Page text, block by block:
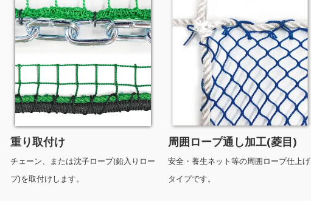
重り取付け
チェーン、または沈子ロープ(鉛入りロー
プ)を取付けします。
周囲ロープ通し加工(菱目)
安全・養生ネット等の周囲ロープ仕上げ
タイプです。